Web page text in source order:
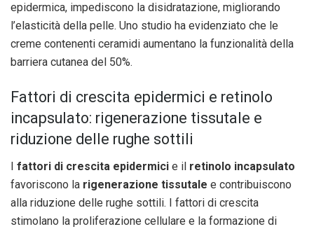
epidermica, impediscono la disidratazione, migliorando
l’elasticità della pelle. Uno studio ha evidenziato che le
creme contenenti ceramidi aumentano la funzionalità della
barriera cutanea del 50%.
Fattori di crescita epidermici e retinolo
incapsulato: rigenerazione tissutale e
riduzione delle rughe sottili
I fattori di crescita epidermici e il retinolo incapsulato
favoriscono la rigenerazione tissutale e contribuiscono
alla riduzione delle rughe sottili. I fattori di crescita
stimolano la proliferazione cellulare e la formazione di